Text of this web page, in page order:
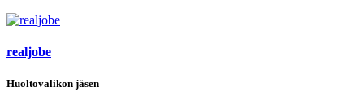
realjobe
Huoltovalikon jäsen